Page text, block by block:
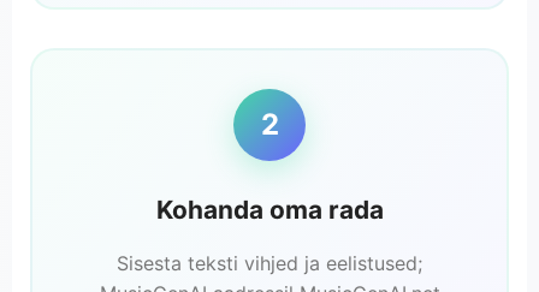
2
Kohanda oma rada
Sisesta teksti vihjed ja eelistused;